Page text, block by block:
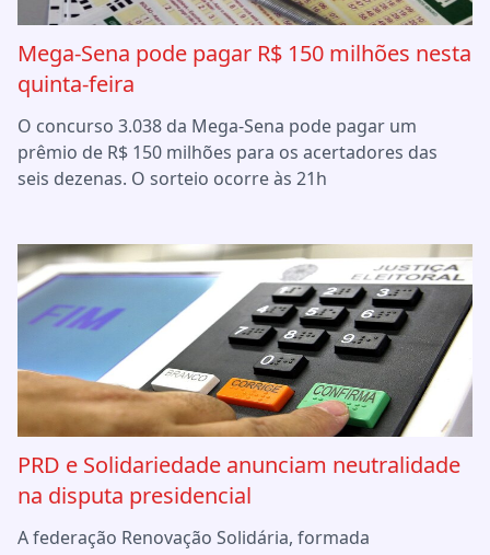
Mega-Sena pode pagar R$ 150 milhões nesta
quinta-feira
O concurso 3.038 da Mega-Sena pode pagar um
prêmio de R$ 150 milhões para os acertadores das
seis dezenas. O sorteio ocorre às 21h
PRD e Solidariedade anunciam neutralidade
na disputa presidencial
A federação Renovação Solidária, formada